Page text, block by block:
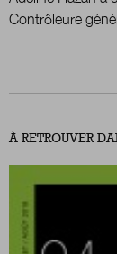
Contrôleure
À RETROUVER